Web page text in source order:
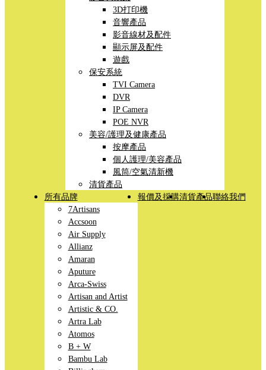
3D打印機
音響產品
影音線材及配件
顯示屏及配件
遊戲
保安系統
TVI Camera
DVR
IP Camera
POE NVR
美容/護理及健康產品
按摩產品
個人護理/美容產品
風筒/空氣清新機
清貨產品
所有品牌
7Artisans
Accsoon
Air Supply
Allianz
Amaran
Aputure
Arca-Swiss
Artisan and Artist
Artistic & CO.
Artra Lab
Atomos
B + W
Bambu Lab
報價及採購清貨產品聯絡我們